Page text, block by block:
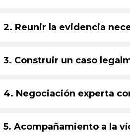
2. Reunir la evidencia
3. Construir un caso
4. Negociación experta
5. Acompañamiento a la